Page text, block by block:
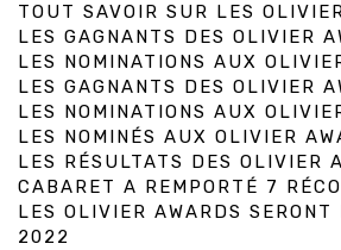
TOUT SAVOIR SUR LES
LES GAGNANTS DES OLIVIER
LES NOMINATIONS AUX
LES GAGNANTS DES OLIVIER
LES NOMINATIONS AUX
LES NOMINÉS AUX OLIVIER
LES RÉSULTATS DES OLIVIER
CABARET A REMPORTÉ 7
LES OLIVIER AWARDS SERONT
2022